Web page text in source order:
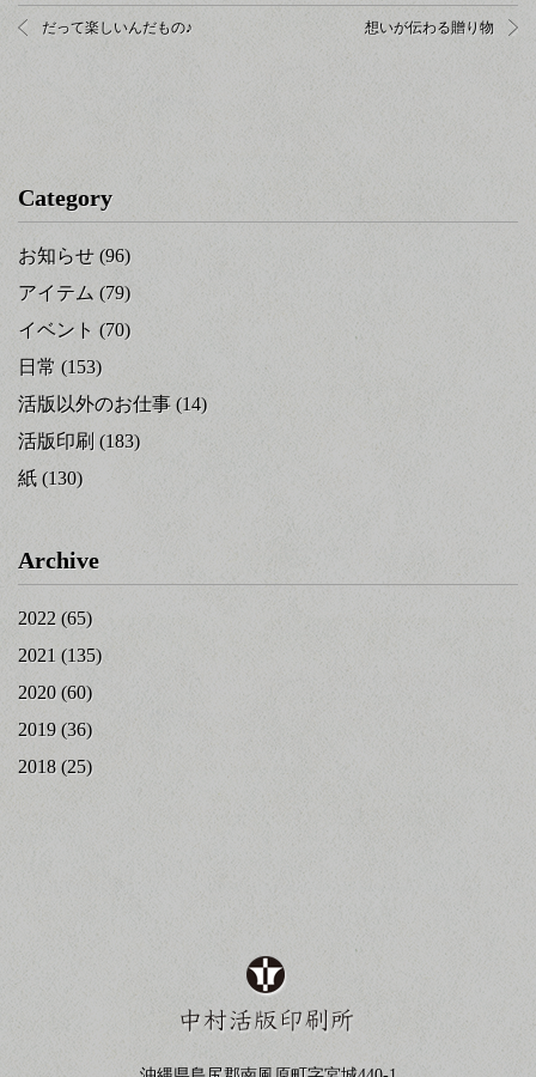
だって楽しいんだもの♪ 想いが伝わる贈り物
Category
お知らせ (96)
アイテム (79)
イベント (70)
日常 (153)
活版以外のお仕事 (14)
活版印刷 (183)
紙 (130)
Archive
2022 (65)
2021 (135)
2020 (60)
2019 (36)
2018 (25)